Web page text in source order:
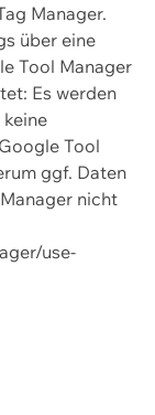
Manager.
über eine
Tool Manager
Es werden
Tool
ggf. Daten
nicht
use-